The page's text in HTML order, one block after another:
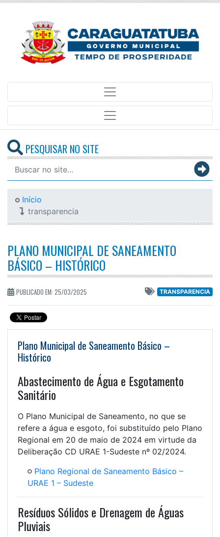
PESQUISAR NO SITE
Início
transparencia
PLANO MUNICIPAL DE SANEAMENTO
BÁSICO – HISTÓRICO
PUBLICADO EM: 25/03/2025 TRANSPARENCIA
Plano Municipal de Saneamento Básico –
Histórico
Abastecimento de Água e Esgotamento
Sanitário
O Plano Municipal de Saneamento, no que se
refere a água e esgoto, foi substituído pelo Plano
Regional em 20 de maio de 2024 em virtude da
Deliberação CD URAE 1-Sudeste nº 02/2024.
Plano Regional de Saneamento Básico –
URAE 1 – Sudeste
Resíduos Sólidos e Drenagem de Águas
Pluviais